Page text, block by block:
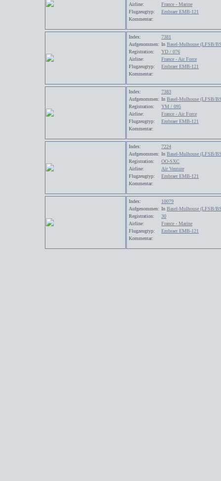
Airline:
France - Marine
Flugzeugtyp:
Embraer EMB-121
Kommentar:
Index:
7381
Aufgenommen: In Basel-Mulhouse (LFSB/
Registration:
YD / 076
Airline:
France - Air Force
Flugzeugtyp:
Embraer EMB-121
Kommentar:
Index:
7383
Aufgenommen: In Basel-Mulhouse (LFSB/
Registration:
YM / 095
Airline:
France - Air Force
Flugzeugtyp:
Embraer EMB-121
Kommentar:
Index:
7224
Aufgenommen: In Basel-Mulhouse (LFSB/
Registration:
OO-SXC
Airline:
Air Venture
Flugzeugtyp:
Embraer EMB-121
Kommentar:
Index:
10079
Aufgenommen: In Basel-Mulhouse (LFSB/
Registration:
30
Airline:
France - Marine
Flugzeugtyp:
Embraer EMB-121
Kommentar: